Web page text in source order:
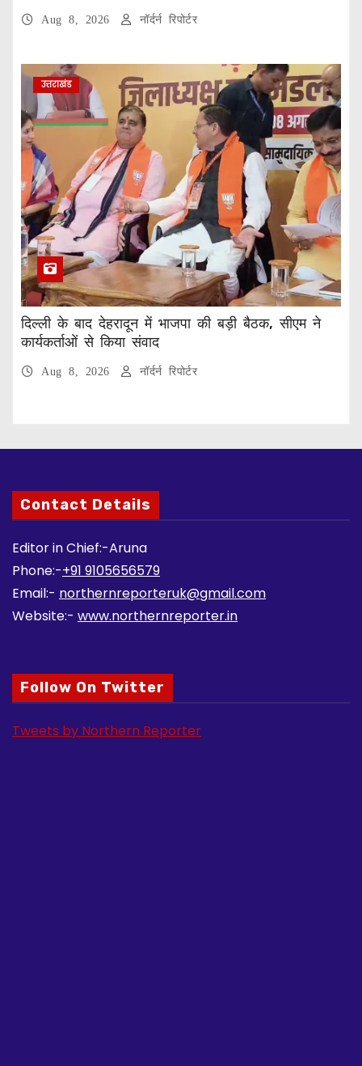
Aug 8, 2026 नॉर्दर्न रिपोर्टर
उत्तराखंड
दिल्ली के बाद देहरादून में भाजपा की बड़ी बैठक, सीएम ने
कार्यकर्ताओं से किया संवाद
Aug 8, 2026 नॉर्दर्न रिपोर्टर
Contact Details
Editor in Chief:-Aruna
Phone:-+91 9105656579
Email:- northernreporteruk@gmail.com
Website:- www.northernreporter.in
Follow On Twitter
Tweets by Northern Reporter